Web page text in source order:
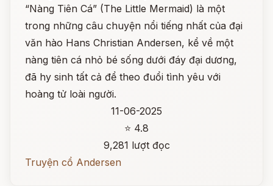
“Nàng Tiên Cá” (The Little Mermaid) là một
trong những câu chuyện nổi tiếng nhất của đại
văn hào Hans Christian Andersen, kể về một
nàng tiên cá nhỏ bé sống dưới đáy đại dương,
đã hy sinh tất cả để theo đuổi tình yêu với
hoàng tử loài người.
11-06-2025
⭐ 4.8
9,281 lượt đọc
Truyện cổ Andersen